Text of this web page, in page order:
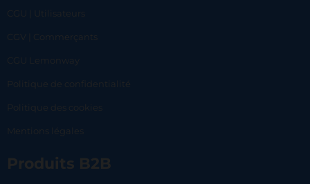
CGU | Utilisateurs
CGV | Commerçants
CGU Lemonway
Politique de confidentialité
Politique des cookies
Mentions légales
Produits B2B